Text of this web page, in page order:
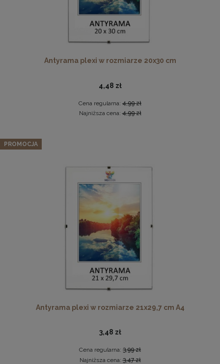
46,99 zł
30x40 cm - Golden Florals
Cena regularna:
Najniższa cena:
DO KOSZYKA
Antyrama plexi w rozmiarze 20x30 cm
4,48 zł
Cena regularna: 4,99 zł
Najniższa cena:4,99 zł
Antyrama plexi w rozmiarze 21x29,7 cm A4
3,48 zł
Cena regularna: 3,99 zł
Najniższa cena:3,47 zł
PROMOCJA